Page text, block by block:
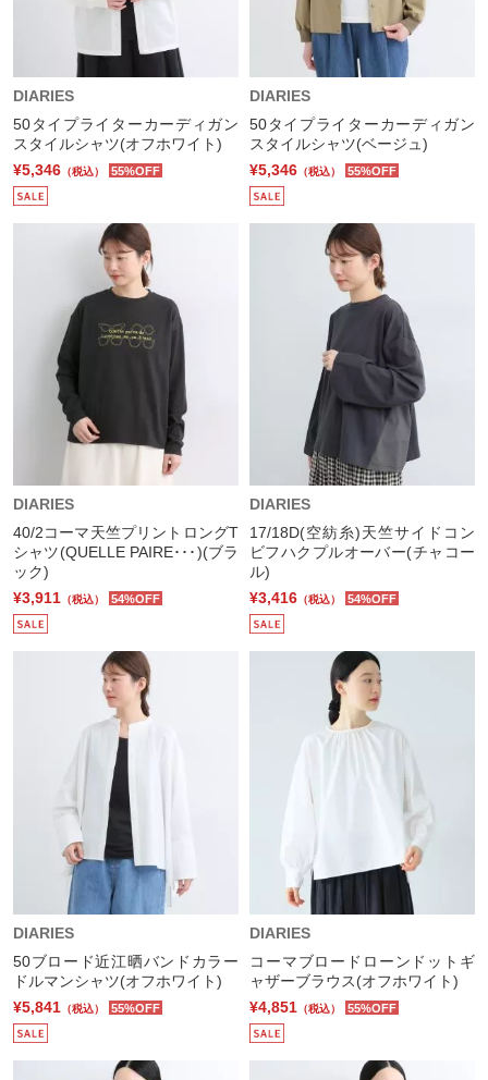
DIARIES
50タイプライターカーディガン
スタイルシャツ(オフホワイト)
¥5,346 （税込） 55%OFF
DIARIES
50タイプライターカーディガン
スタイルシャツ(ベージュ)
¥5,346 （税込） 55%OFF
DIARIES
40/2コーマ天竺プリントロングT
シャツ(QUELLE PAIRE･･･)(ブラ
ック)
¥3,911 （税込） 54%OFF
DIARIES
17/18D(空紡糸)天竺サイドコン
ビフハクプルオーバー(チャコー
ル)
¥3,416 （税込） 54%OFF
DIARIES
50ブロード近江晒バンドカラー
ドルマンシャツ(オフホワイト)
¥5,841 （税込） 55%OFF
DIARIES
コーマブロードローンドットギ
ャザーブラウス(オフホワイト)
¥4,851 （税込） 55%OFF